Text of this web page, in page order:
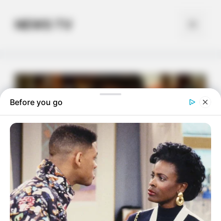
contentNEWS TV
Before you go